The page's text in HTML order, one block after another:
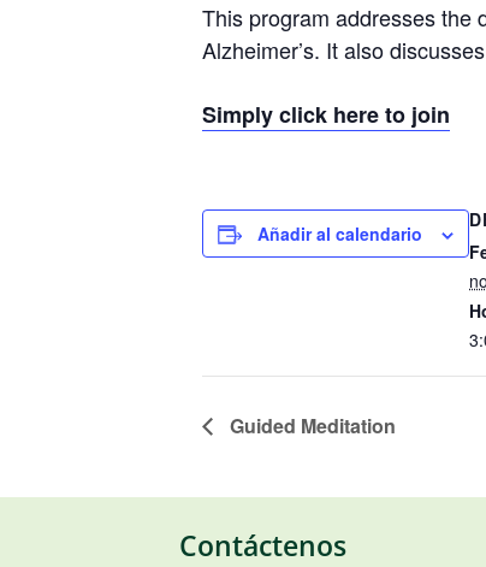
This program addresses the
Alzheimer’s. It also
Simply click here to join
Añadir al calendario
Guided Meditation
Contáctenos